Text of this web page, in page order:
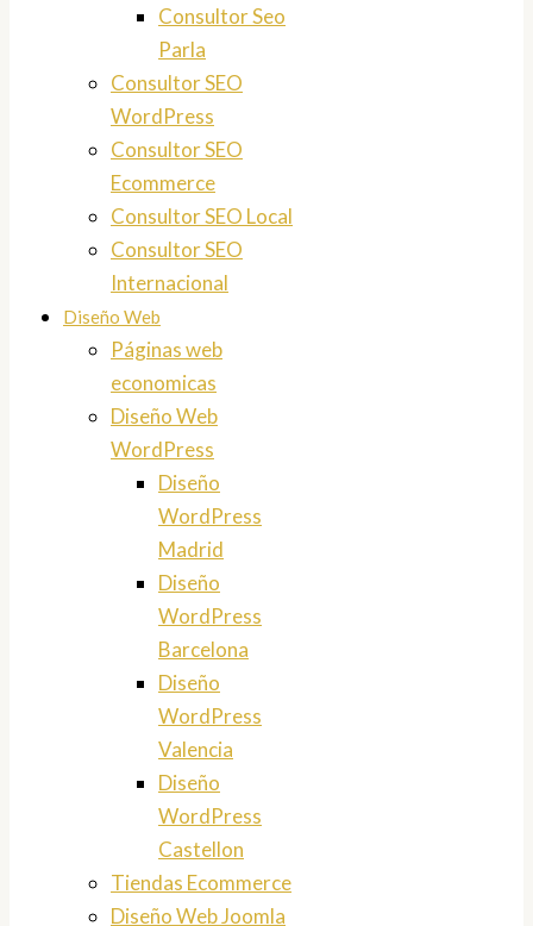
Consultor Seo
Parla
Consultor SEO
WordPress
Consultor SEO
Ecommerce
Consultor SEO Local
Consultor SEO
Internacional
Diseño Web
Páginas web
economicas
Diseño Web
WordPress
Diseño
WordPress
Madrid
Diseño
WordPress
Barcelona
Diseño
WordPress
Valencia
Diseño
WordPress
Castellon
Tiendas Ecommerce
Diseño Web Joomla